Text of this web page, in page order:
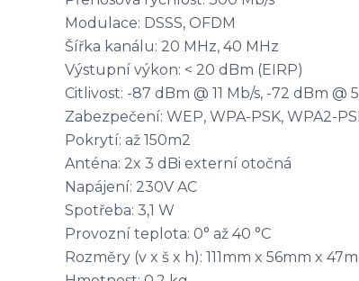
Modulace: DSSS, OFDM
Šířka kanálu: 20 MHz, 40 MHz
Výstupní výkon: < 20 dBm (EIRP)
Citlivost: -87 dBm @ 11 Mb/s, -72 dBm @
Zabezpečení: WEP, WPA-PSK, WPA2-
Pokrytí: až 150m2
Anténa: 2x 3 dBi externí otočná
Napájení: 230V AC
Spotřeba: 3,1 W
Provozní teplota: 0° až 40 °C
Rozměry (v x š x h): 111mm x 56mm x